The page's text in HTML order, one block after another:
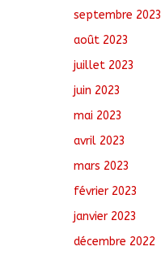
septembre 2023
août 2023
juillet 2023
juin 2023
mai 2023
avril 2023
mars 2023
février 2023
janvier 2023
décembre 2022